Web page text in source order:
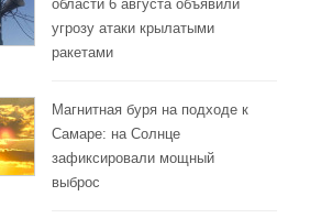
области 6 августа объявили
угрозу атаки крылатыми
ракетами
Магнитная буря на подходе к
Самаре: на Солнце
зафиксировали мощный
выброс